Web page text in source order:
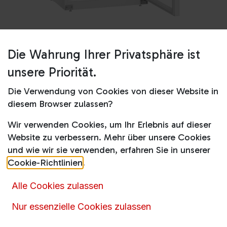
Shop MRFvc 5511 Glastür
MRFvc 5511 Glastür
Produktdatenblatt
837,00€ inkl. MwSt.1.052,00€
Die Wahrung Ihrer Privatsphäre ist
unsere Priorität.
Die Verwendung von Cookies von dieser Website in
diesem Browser zulassen?
Wir verwenden Cookies, um Ihr Erlebnis auf dieser
Website zu verbessern. Mehr über unsere Cookies
und wie wir sie verwenden, erfahren Sie in unserer
Cookie-Richtlinien.
Alle Cookies zulassen
Nur essenzielle Cookies zulassen